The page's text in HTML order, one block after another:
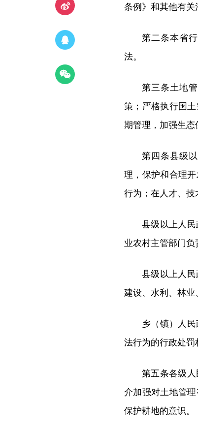
条例》和其他有关
第二条本省
法。
第三条土地
策；严格执行国
期管理，加强生态
第四条县级
理，保护和合理
行为；在人才、技
县级以上人
业农村主管部门负
县级以上人
建设、水利、林业
乡（镇）人
法行为的行政处罚
第五条各级
介加强对土地管
保护耕地的意识。